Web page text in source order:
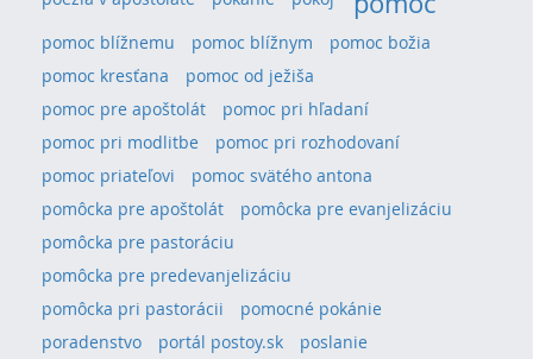
pomoc blížnemu pomoc blížnym
pomoc božia
pomoc kresťana
pomoc od ježiša
pomoc pre apoštolát
pomoc pri hľadaní
pomoc pri modlitbe
pomoc pri rozhodovaní
pomoc priateľovi
pomoc svätého antona
pomôcka pre apoštolát
pomôcka pre evanjelizáciu
pomôcka pre pastoráciu
pomôcka pre predevanjelizáciu
pomôcka pri pastorácii
pomocné pokánie
poradenstvo
portál postoy.sk
poslanie